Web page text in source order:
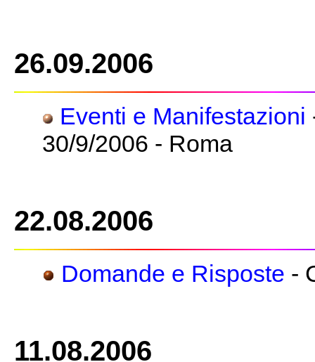
26.09.2006
Eventi e Manifestazioni
30/9/2006 - Roma
22.08.2006
Domande e Risposte -
11.08.2006